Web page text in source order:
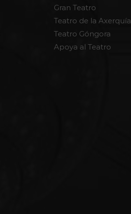
Gran Teatro
Teatro de la Axerquía
Teatro Góngora
Apoya al Teatro